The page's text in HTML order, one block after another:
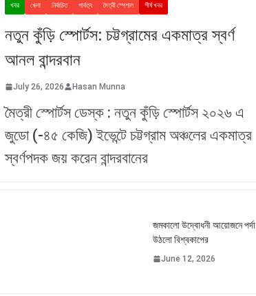
খবর খেলা নির্বাচিত পার্বত্য মৈত্রী স্পেশাল শীর্ষ খবর
নতুন কুঁড়ি স্পোর্টস: চট্টগ্রামের একমাত্র স্বর্ণ
আনল বান্দরবান
July 26, 2026 Hasan Munna
মৈত্রী স্পোর্টস ডেস্ক : নতুন কুঁড়ি স্পোর্টস ২০২৬ এ
জুডো (-৪৫ কেজি) ইভেন্টে চট্টগ্রাম অঞ্চলের একমাত্র
স্বর্ণপদক জয় করেন বান্দরবানের
জমকালো উদ্বোধনী আয়োজনে পর্দা
উঠলো বিশ্বকাপের
June 12, 2026